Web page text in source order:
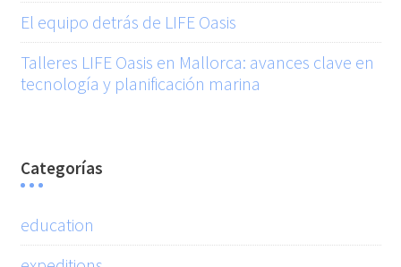
El equipo detrás de LIFE Oasis
Talleres LIFE Oasis en Mallorca: avances clave en
tecnología y planificación marina
Categorías
education